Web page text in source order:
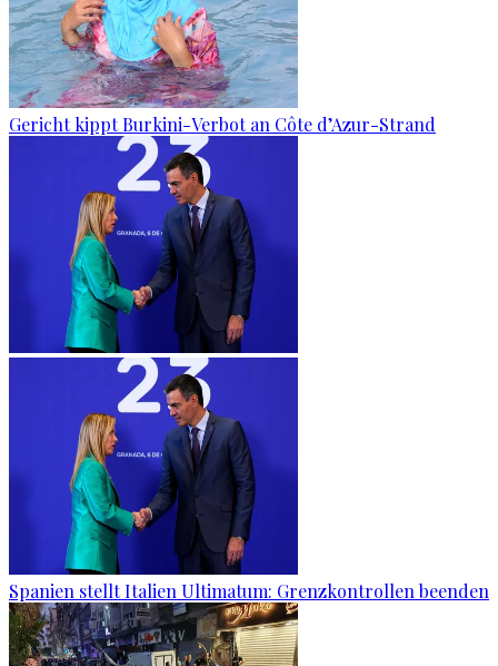
Gericht kippt Burkini-Verbot an Côte d’Azur-Strand
Spanien stellt Italien Ultimatum: Grenzkontrollen beenden